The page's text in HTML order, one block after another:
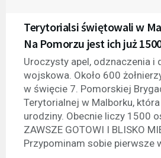
Terytorialsi świętowali w
Na Pomorzu jest ich już
Uroczysty apel, odznaczenia i
wojskowa. Około 600
w święcie 7. Pomorskiej
Terytorialnej w Malborku,
urodziny. Obecnie liczy 1500
ZAWSZE GOTOWI I BLISKO
Przypominam sobie pierwsze